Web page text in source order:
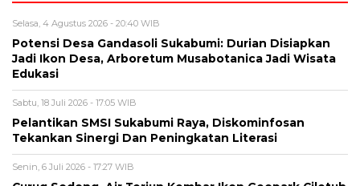
Selasa, 4 Agustus 2026 - 20:40 WIB
Potensi Desa Gandasoli Sukabumi: Durian Disiapkan
Jadi Ikon Desa, Arboretum Musabotanica Jadi Wisata
Edukasi
Sabtu, 18 Juli 2026 - 17:05 WIB
Pelantikan SMSI Sukabumi Raya, Diskominfosan
Tekankan Sinergi Dan Peningkatan Literasi
Senin, 6 Juli 2026 - 17:27 WIB